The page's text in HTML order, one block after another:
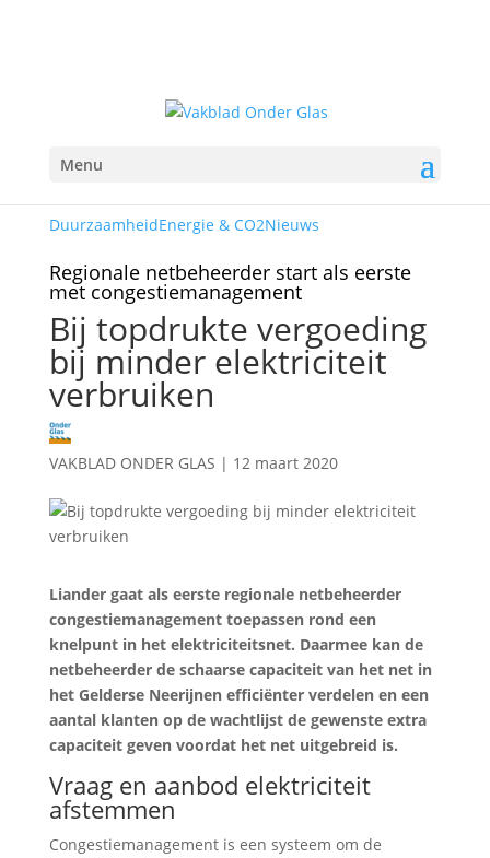
Menu
DuurzaamheidEnergie & CO2Nieuws
Regionale netbeheerder start als eerste
met congestiemanagement
Bij topdrukte vergoeding
bij minder elektriciteit
verbruiken
VAKBLAD ONDER GLAS | 12 maart 2020
Liander gaat als eerste regionale netbeheerder
congestiemanagement toepassen rond een
knelpunt in het elektriciteitsnet. Daarmee kan de
netbeheerder de schaarse capaciteit van het net in
het Gelderse Neerijnen efficiënter verdelen en een
aantal klanten op de wachtlijst de gewenste extra
capaciteit geven voordat het net uitgebreid is.
Vraag en aanbod elektriciteit
afstemmen
Congestiemanagement is een systeem om de